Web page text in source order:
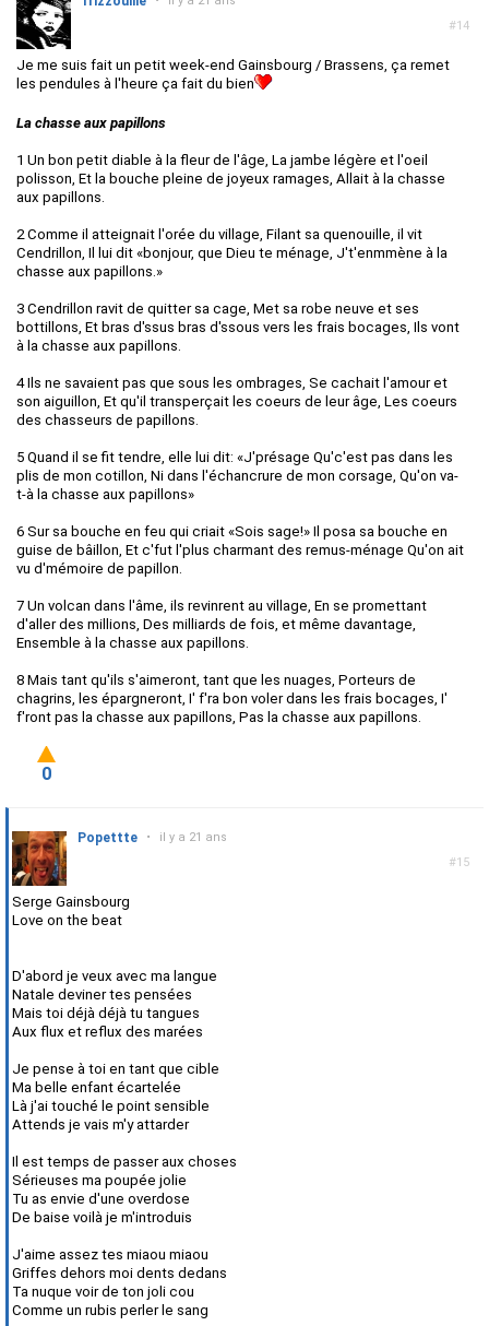
#14
Je me suis fait un petit week-end Gainsbourg / Brassens, ça remet
les pendules à l'heure ça fait du bien
La chasse aux papillons
1 Un bon petit diable à la fleur de l'âge, La jambe légère et l'oeil
polisson, Et la bouche pleine de joyeux ramages, Allait à la chasse
aux papillons.
2 Comme il atteignait l'orée du village, Filant sa quenouille, il vit
Cendrillon, Il lui dit «bonjour, que Dieu te ménage, J't'enmmène à la
chasse aux papillons.»
3 Cendrillon ravit de quitter sa cage, Met sa robe neuve et ses
bottillons, Et bras d'ssus bras d'ssous vers les frais bocages, Ils vont
à la chasse aux papillons.
4 Ils ne savaient pas que sous les ombrages, Se cachait l'amour et
son aiguillon, Et qu'il transperçait les coeurs de leur âge, Les coeurs
des chasseurs de papillons.
5 Quand il se fit tendre, elle lui dit: «J'présage Qu'c'est pas dans les
plis de mon cotillon, Ni dans l'échancrure de mon corsage, Qu'on va-
t-à la chasse aux papillons»
6 Sur sa bouche en feu qui criait «Sois sage!» Il posa sa bouche en
guise de bâillon, Et c'fut l'plus charmant des remus-ménage Qu'on ait
vu d'mémoire de papillon.
7 Un volcan dans l'âme, ils revinrent au village, En se promettant
d'aller des millions, Des milliards de fois, et même davantage,
Ensemble à la chasse aux papillons.
8 Mais tant qu'ils s'aimeront, tant que les nuages, Porteurs de
chagrins, les épargneront, I' f'ra bon voler dans les frais bocages, I'
f'ront pas la chasse aux papillons, Pas la chasse aux papillons.
0
#15
Popettte • il y a 21 ans
Serge Gainsbourg
Love on the beat
D'abord je veux avec ma langue
Natale deviner tes pensées
Mais toi déjà déjà tu tangues
Aux flux et reflux des marées
Je pense à toi en tant que cible
Ma belle enfant écartelée
Là j'ai touché le point sensible
Attends je vais m'y attarder
Il est temps de passer aux choses
Sérieuses ma poupée jolie
Tu as envie d'une overdose
De baise voilà je m'introduis
J'aime assez tes miaou miaou
Griffes dehors moi dents dedans
Ta nuque voir de ton joli cou
Comme un rubis perler le sang